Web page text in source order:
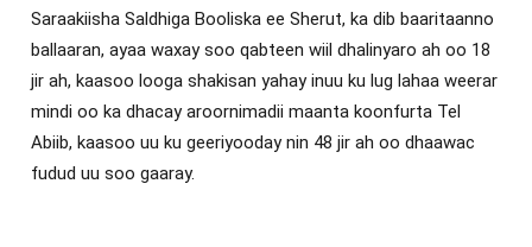
Saraakiisha Saldhiga Booliska ee Sherut, ka dib baaritaanno
ballaaran, ayaa waxay soo qabteen wiil dhalinyaro ah oo 18
jir ah, kaasoo looga shakisan yahay inuu ku lug lahaa weerar
mindi oo ka dhacay aroornimadii maanta koonfurta Tel
Abiib, kaasoo uu ku geeriyooday nin 48 jir ah oo dhaawac
fudud uu soo gaaray.